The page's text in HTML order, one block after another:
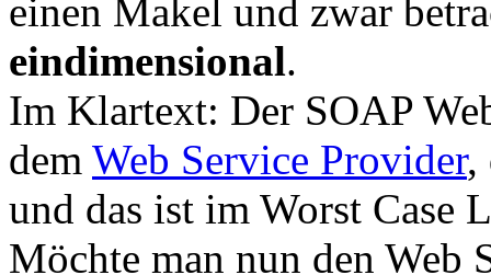
einen Makel und zwar
eindimensional.
Im Klartext: Der SOAP
dem Web Service Provider,
und das ist im Worst Case
Möchte man nun den Web